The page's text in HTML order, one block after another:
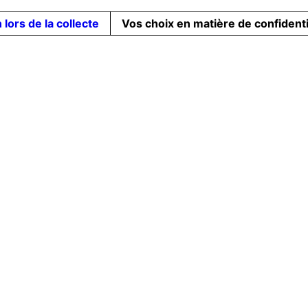
lors de la collecte Vos choix en matière de